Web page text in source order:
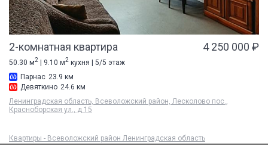
2-комнатная квартира 4 250 000 ₽
50.30 м2 | 9.10 м2 кухня | 5/5 этаж
Парнас 23.9 км
Девяткино 24.6 км
Ленинградская область, Всеволожский район, Лесколово пос.,
Красноборская ул., д 15
Квартиры - Всеволожский район Ленинградская область